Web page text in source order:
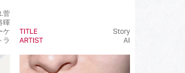
菅
暉
ケ
ラ
TITLE
Story
ARTIST
AI